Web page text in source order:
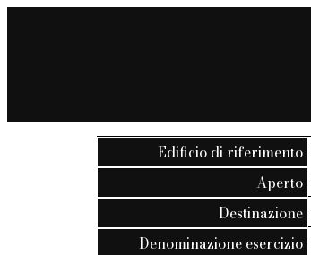
Edificio di riferimento
Aperto
Destinazione
Denominazione esercizio